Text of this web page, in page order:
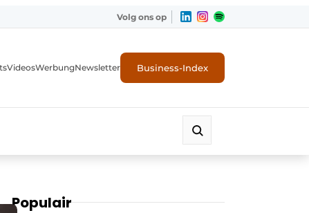
Volg ons op
VideosWerbungNewsletter Business-Index
Populair